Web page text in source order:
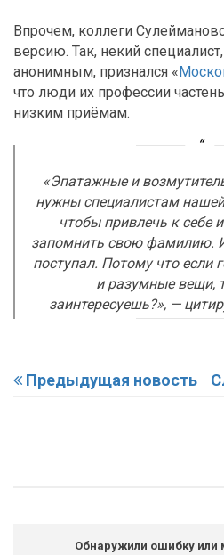
Впрочем, коллеги
версию. Так, некий
анонимным, признался «
что люди их профессии
низким приёмам.
«Эпатажные и
нужны специалистам
чтобы привлечь к себе
запомнить свою фамилию.
поступал. Потому что если
и разумные вещи,
заинтересуешь?», —
Предыдущая новость
Обнаружили ошибку или